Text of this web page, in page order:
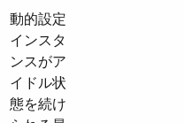
動的設定
インスタ
ンスがア
イドル状
態を続け